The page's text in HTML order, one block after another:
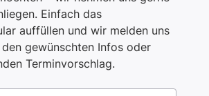
Einfach das
auffüllen und wir melden uns
gewünschten Infos oder
Terminvorschlag.